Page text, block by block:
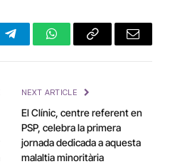
TelegramWhatsAppCopy
Email
NEXT ARTICLE
El Clínic, centre referent en
PSP, celebra la primera
jornada dedicada a aquesta
malaltia minoritària